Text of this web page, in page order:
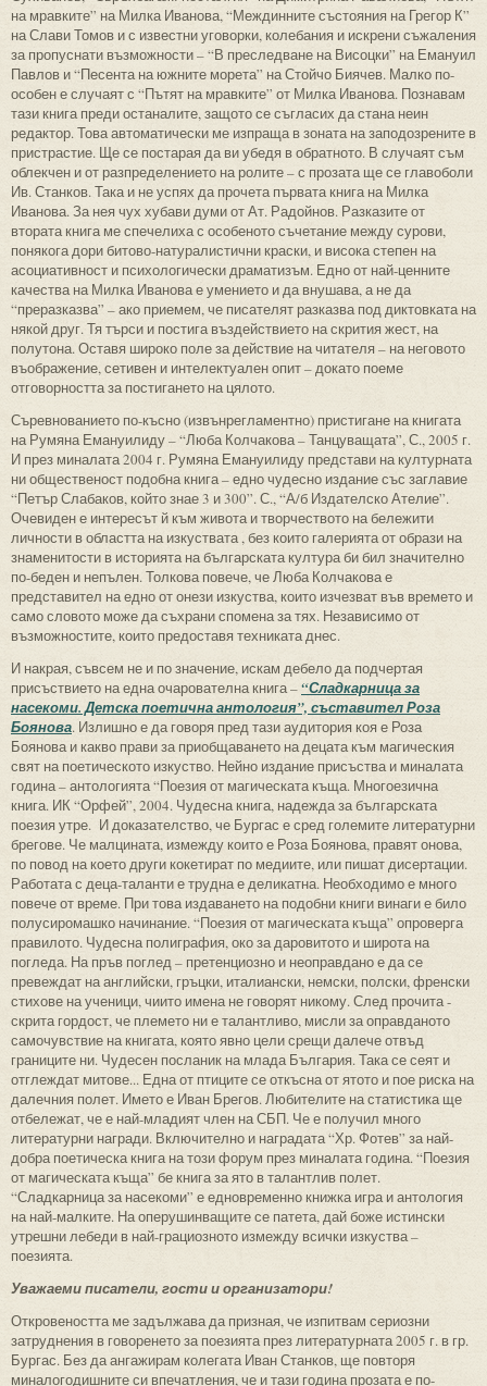
на мравките” на Милка Иванова, “Междинните състояния на Грегор К”
на Слави Томов и с известни уговорки, колебания и искрени съжаления
за пропуснати възможности – “В преследване на Висоцки” на Емануил
Павлов и “Песента на южните морета” на Стойчо Биячев. Малко по-
особен е случаят с “Пътят на мравките” от Милка Иванова. Познавам
тази книга преди останалите, защото се съгласих да стана неин
редактор. Това автоматически ме изпраща в зоната на заподозрените в
пристрастие. Ще се постарая да ви убедя в обратното. В случаят съм
облекчен и от разпределението на ролите – с прозата ще се главоболи
Ив. Станков. Така и не успях да прочета първата книга на Милка
Иванова. За нея чух хубави думи от Ат. Радойнов. Разказите от
втората книга ме спечелиха с особеното съчетание между сурови,
понякога дори битово-натуралистични краски, и висока степен на
асоциативност и психологически драматизъм. Едно от най-ценните
качества на Милка Иванова е умението и да внушава, а не да
“преразказва” – ако приемем, че писателят разказва под диктовката на
някой друг. Тя търси и постига въздействието на скрития жест, на
полутона. Оставя широко поле за действие на читателя – на неговото
въображение, сетивен и интелектуален опит – докато поеме
отговорността за постигането на цялото.
Съревнованието по-късно (извънрегламентно) пристигане на книгата
на Румяна Емануилиду – “Люба Колчакова – Танцуващата”, С., 2005 г.
И през миналата 2004 г. Румяна Емануилиду представи на културната
ни общественост подобна книга – едно чудесно издание със заглавие
“Петър Слабаков, който знае 3 и 300”. С., “А/б Издателско Ателие”.
Очевиден е интересът й към живота и творчеството на бележити
личности в областта на изкуствата , без които галерията от образи на
знаменитости в историята на българската култура би бил значително
по-беден и непълен. Толкова повече, че Люба Колчакова е
представител на едно от онези изкуства, които изчезват във времето и
само словото може да съхрани спомена за тях. Независимо от
възможностите, които предоставя техниката днес.
И накрая, съвсем не и по значение, искам дебело да подчертая
присъствието на една очарователна книга –“Сладкарница за
насекоми. Детска поетична антология”, съставител Роза
Боянова. Излишно е да говоря пред тази аудитория коя е Роза
Боянова и какво прави за приобщаването на децата към магическия
свят на поетическото изкуство. Нейно издание присъства и миналата
година – антологията “Поезия от магическата къща. Многоезична
книга. ИК “Орфей”, 2004. Чудесна книга, надежда за българската
поезия утре. И доказателство, че Бургас е сред големите литературни
брегове. Че малцината, измежду които е Роза Боянова, правят онова,
по повод на което други кокетират по медиите, или пишат дисертации.
Работата с деца-таланти е трудна е деликатна. Необходимо е много
повече от време. При това издаването на подобни книги винаги е било
полусиромашко начинание. “Поезия от магическата къща” опроверга
правилото. Чудесна полиграфия, око за даровитото и широта на
погледа. На пръв поглед – претенциозно и неоправдано е да се
превеждат на английски, гръцки, италиански, немски, полски, френски
стихове на ученици, чиито имена не говорят никому. След прочита -
скрита гордост, че племето ни е талантливо, мисли за оправданото
самочувствие на книгата, която явно цели срещи далече отвъд
границите ни. Чудесен посланик на млада България. Така се сеят и
отглеждат митове... Една от птиците се откъсна от ятото и пое риска на
далечния полет. Името е Иван Брегов. Любителите на статистика ще
отбележат, че е най-младият член на СБП. Че е получил много
литературни награди. Включително и наградата “Хр. Фотев” за най-
добра поетическа книга на този форум през миналата година. “Поезия
от магическата къща” бе книга за ято в талантлив полет.
“Сладкарница за насекоми” е едновременно книжка игра и антология
на най-малките. На оперушинващите се патета, дай боже истински
утрешни лебеди в най-грациозното измежду всички изкуства –
поезията.
Уважаеми писатели, гости и организатори!
Откровеността ме задължава да призная, че изпитвам сериозни
затруднения в говоренето за поезията през литературната 2005 г. в гр.
Бургас. Без да ангажирам колегата Иван Станков, ще повторя
миналогодишните си впечатления, че и тази година прозата е по-